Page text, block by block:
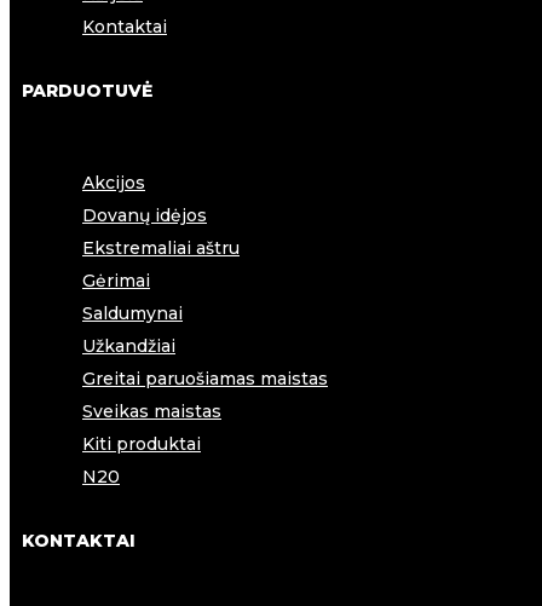
Kontaktai
PARDUOTUVĖ
Akcijos
Dovanų idėjos
Ekstremaliai aštru
Gėrimai
Saldumynai
Užkandžiai
Greitai paruošiamas maistas
Sveikas maistas
Kiti produktai
N20
KONTAKTAI